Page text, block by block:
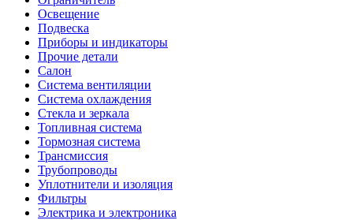
Освещение
Подвеска
Приборы и индикаторы
Прочие детали
Салон
Система вентиляции
Система охлаждения
Стекла и зеркала
Топливная система
Тормозная система
Трансмиссия
Трубопроводы
Уплотнители и изоляция
Фильтры
Электрика и электроника